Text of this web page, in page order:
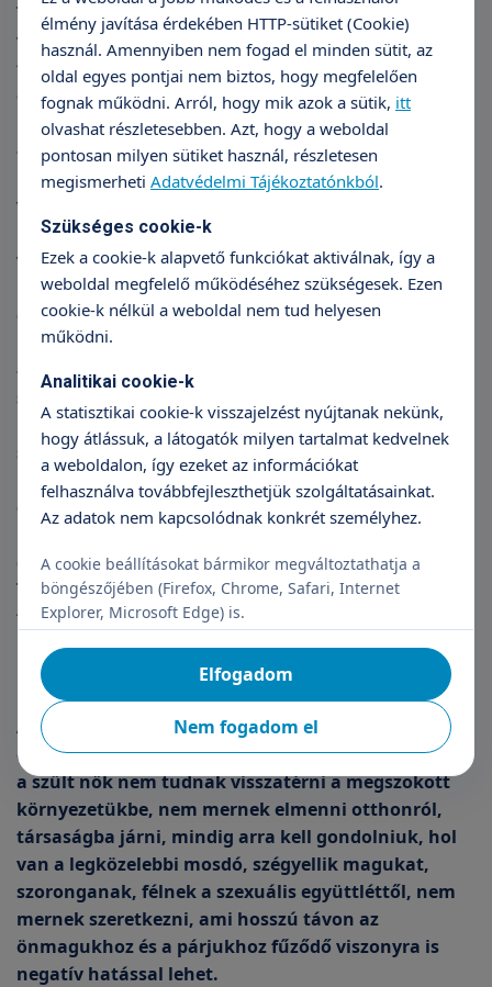
TritonLife sebészeti részlegvezető főorvosa, aki úgy
véli, bármelyik helyzet is áll fenn, fontos
tudatosítani magunkban, hogy nem vagyunk
egyedül, léteznek megoldások a problémáinkra.
– Két dolog megváltozását szokták észrevenni a
hölgyek. Az egyik egy érzés, hogy „valami nem úgy
van, mint volt”, a hüvelynél valami leereszkedett,
kifordul. A másik, hogy nem tudják úgy tartani a
vizeletet, a szelet vagy a székletet, az inger után
hamarabb el kell menniük mosdóba (legritkább
esetekben balesetek is előfordulnak).
– Érthető módon mindkét helyzettől borzasztóan el
szoktak keseredni, és a szexuális élettel kapcsolatos
panaszokat még nem is érintettük. A szeretkezés
során úgy érezhetik, hogy szűkebb vagy tágabb a
hüvely, fájdalmat vagy éppen semmit sem
észlelnek, és mindezt az is bonyolultabbá teszi,
hogy az anatómiai problémák mellett lelki eredetű
gondok is jelentkezhetnek – osztja meg velünk a
TritonLife Kismedence Gyógyászati Központ
főorvosa.
Műtéttel mindig jobb lesz
A számtalanszor tabusított inkontinencia és az
ezzel járó panaszok akár odáig is vezethetnek, hogy
a szült nők nem tudnak visszatérni a megszokott
környezetükbe, nem mernek elmenni otthonról,
társaságba járni, mindig arra kell gondolniuk, hol
van a legközelebbi mosdó, szégyellik magukat,
szoronganak, félnek a szexuális együttléttől, nem
mernek szeretkezni, ami hosszú távon az
önmagukhoz és a párjukhoz fűződő viszonyra is
negatív hatással lehet.
élmény javítása érdekében HTTP-sütiket (Cookie)
használ. Amennyiben nem fogad el minden sütit, az
oldal egyes pontjai nem biztos, hogy megfelelően
fognak működni. Arról, hogy mik azok a sütik, itt
olvashat részletesebben. Azt, hogy a weboldal
pontosan milyen sütiket használ, részletesen
megismerheti Adatvédelmi Tájékoztatónkból.
Szükséges cookie-k
Ezek a cookie-k alapvető funkciókat aktiválnak, így a
weboldal megfelelő működéséhez szükségesek. Ezen
cookie-k nélkül a weboldal nem tud helyesen
működni.
Analitikai cookie-k
A statisztikai cookie-k visszajelzést nyújtanak nekünk,
hogy átlássuk, a látogatók milyen tartalmat kedvelnek
a weboldalon, így ezeket az információkat
felhasználva továbbfejleszthetjük szolgáltatásainkat.
Az adatok nem kapcsolódnak konkrét személyhez.
A cookie beállításokat bármikor megváltoztathatja a
böngészőjében (Firefox, Chrome, Safari, Internet
Explorer, Microsoft Edge) is.
Nem fogadom el
Elfogadom